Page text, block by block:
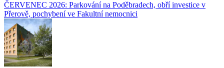
ČERVENEC 2026: Parkování na Poděbradech, obří investice v
Přerově, pochybení ve Fakultní nemocnici